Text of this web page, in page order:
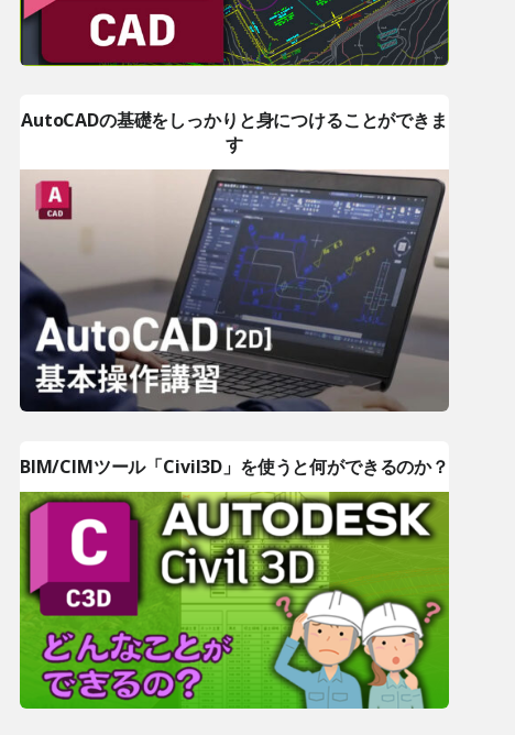
AutoCADの基礎をしっかりと身につけることができま
す
BIM/CIMツール「Civil3D」を使うと何ができるのか？